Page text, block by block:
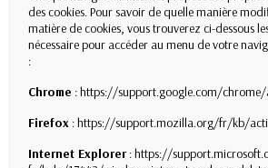
des cookies. Pour savoir de quelle manière
matière de cookies, vous trouverez ci-dessous
nécessaire pour accéder au menu de votre
:
Chrome :https://support.google.com/
Firefox :https://support.mozilla.org/fr/kb/
Internet Explorer:https://